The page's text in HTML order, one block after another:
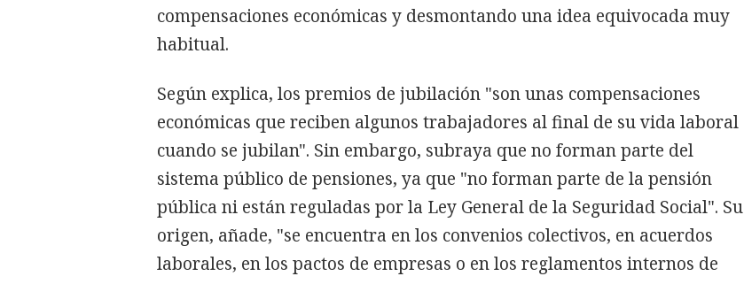
compensaciones económicas y desmontando una idea equivocada muy
habitual.
Según explica, los premios de jubilación "son unas compensaciones
económicas que reciben algunos trabajadores al final de su vida laboral
cuando se jubilan". Sin embargo, subraya que no forman parte del
sistema público de pensiones, ya que "no forman parte de la pensión
pública ni están reguladas por la Ley General de la Seguridad Social". Su
origen, añade, "se encuentra en los convenios colectivos, en acuerdos
laborales, en los pactos de empresas o en los reglamentos internos de